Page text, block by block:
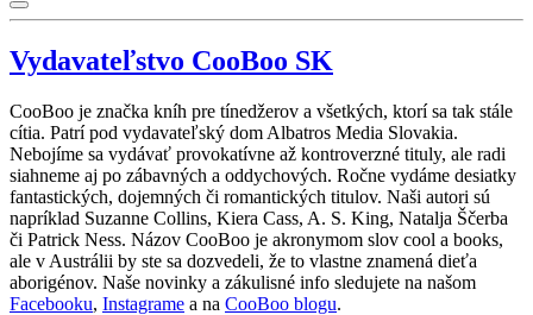
Vydavateľstvo CooBoo SK
CooBoo je značka kníh pre tínedžerov a všetkých, ktorí sa tak stále
cítia. Patrí pod vydavateľský dom Albatros Media Slovakia.
Nebojíme sa vydávať provokatívne až kontroverzné tituly, ale radi
siahneme aj po zábavných a oddychových. Ročne vydáme desiatky
fantastických, dojemných či romantických titulov. Naši autori sú
napríklad Suzanne Collins, Kiera Cass, A. S. King, Natalja Ščerba
či Patrick Ness. Názov CooBoo je akronymom slov cool a books,
ale v Austrálii by ste sa dozvedeli, že to vlastne znamená dieťa
aborigénov. Naše novinky a zákulisné info sledujete na našom
Facebooku, Instagrame a na CooBoo blogu.